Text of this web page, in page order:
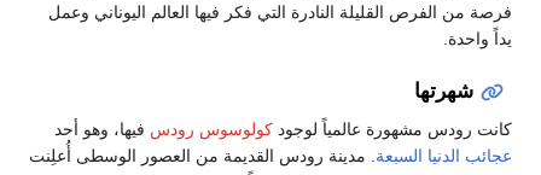
فرصة من الفرص القليلة النادرة التي فكر فيها العالم اليوناني وعمل
يداً واحدة.
شهرتها
كانت رودس مشهورة عالمياً لوجود كولوسوس رودس فيها، وهو أحد
عجائب الدنيا السبعة . مدينة رودس القديمة من العصور الوسطى أُعلِنت